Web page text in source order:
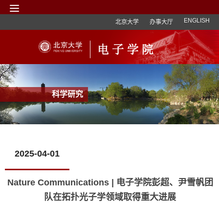
北京大学 办事大厅 ENGLISH
科学研究
2025-04-01
Nature Communications | 电子学院彭超、尹雪帆团
队在拓扑光子学领域取得重大进展